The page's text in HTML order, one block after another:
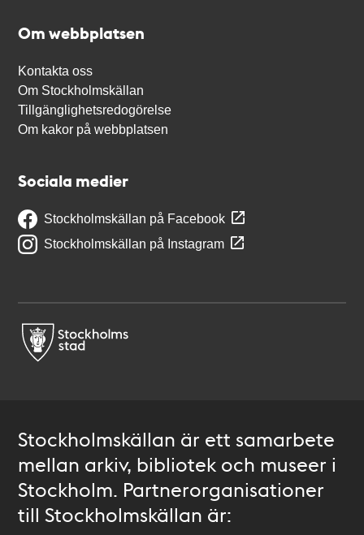
Om webbplatsen
Kontakta oss
Om Stockholmskällan
Tillgänglighetsredogörelse
Om kakor på webbplatsen
Sociala medier
Stockholmskällan på Facebook
Stockholmskällan på Instagram
Stockholmskällan är ett samarbete
mellan arkiv, bibliotek och museer i
Stockholm. Partnerorganisationer
till Stockholmskällan är: